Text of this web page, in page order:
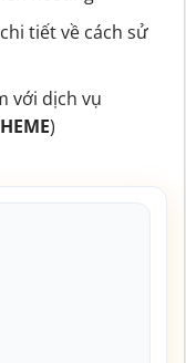
tiết về cách sử
với dịch vụ
)